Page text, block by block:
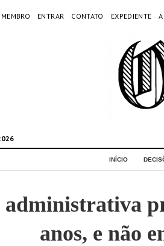
MEMBRO ENTRAR CONTATO EXPEDIENTE
INÍCIO
anos, e não